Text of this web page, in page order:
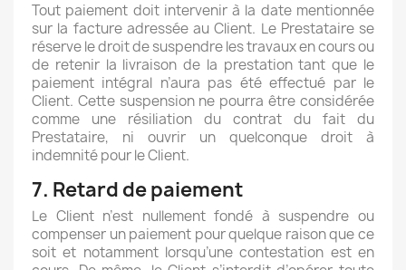
Tout paiement doit intervenir à la date mentionnée
sur la facture adressée au Client. Le Prestataire se
réserve le droit de suspendre les travaux en cours ou
de retenir la livraison de la prestation tant que le
paiement intégral n’aura pas été effectué par le
Client. Cette suspension ne pourra être considérée
comme une résiliation du contrat du fait du
Prestataire, ni ouvrir un quelconque droit à
indemnité pour le Client.
7. Retard de paiement
Le Client n’est nullement fondé à suspendre ou
compenser un paiement pour quelque raison que ce
soit et notamment lorsqu’une contestation est en